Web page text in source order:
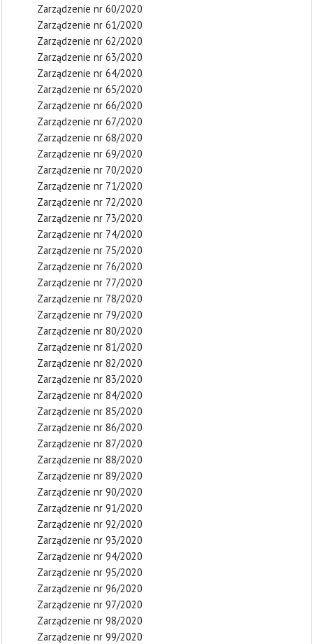
Zarządzenie nr 60/2020
Zarządzenie nr 61/2020
Zarządzenie nr 62/2020
Zarządzenie nr 63/2020
Zarządzenie nr 64/2020
Zarządzenie nr 65/2020
Zarządzenie nr 66/2020
Zarządzenie nr 67/2020
Zarządzenie nr 68/2020
Zarządzenie nr 69/2020
Zarządzenie nr 70/2020
Zarządzenie nr 71/2020
Zarządzenie nr 72/2020
Zarządzenie nr 73/2020
Zarządzenie nr 74/2020
Zarządzenie nr 75/2020
Zarządzenie nr 76/2020
Zarządzenie nr 77/2020
Zarządzenie nr 78/2020
Zarządzenie nr 79/2020
Zarządzenie nr 80/2020
Zarządzenie nr 81/2020
Zarządzenie nr 82/2020
Zarządzenie nr 83/2020
Zarządzenie nr 84/2020
Zarządzenie nr 85/2020
Zarządzenie nr 86/2020
Zarządzenie nr 87/2020
Zarządzenie nr 88/2020
Zarządzenie nr 89/2020
Zarządzenie nr 90/2020
Zarządzenie nr 91/2020
Zarządzenie nr 92/2020
Zarządzenie nr 93/2020
Zarządzenie nr 94/2020
Zarządzenie nr 95/2020
Zarządzenie nr 96/2020
Zarządzenie nr 97/2020
Zarządzenie nr 98/2020
Zarządzenie nr 99/2020